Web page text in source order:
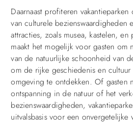
Daarnaast profiteren
van culturele bezienswaardigheden
attracties, zoals musea, kastelen,
maakt het mogelijk voor gasten om
van de natuurlijke schoonheid van
om de rijke geschiedenis en
omgeving te ontdekken. Of gasten
ontspanning in de natuur of het
bezienswaardigheden,
uitvalsbasis voor een onvergetelijke